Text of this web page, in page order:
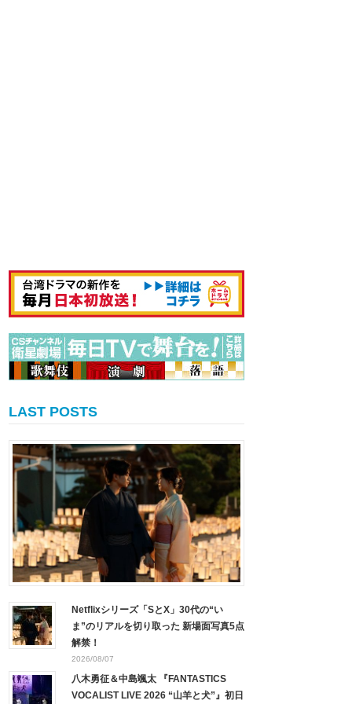
LAST POSTS
Netflixシリーズ「SとX」30代の“い
ま”のリアルを切り取った 新場面写真5点
解禁！
2026/08/07
八木勇征＆中島颯太 『FANTASTICS
VOCALIST LIVE 2026 “山羊と犬”』初日